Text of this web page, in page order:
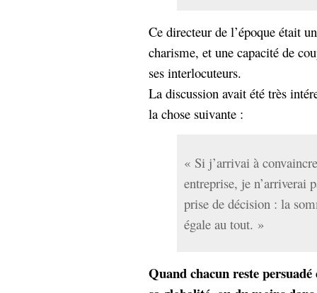
Ce directeur de l’époque était
charisme, et une capacité de
ses interlocuteurs.
La discussion avait été très
la chose suivante :
« Si j’arrivai à
entreprise, je n’arriverai
prise de décision : la
égale au tout. »
Quand chacun reste persuadé